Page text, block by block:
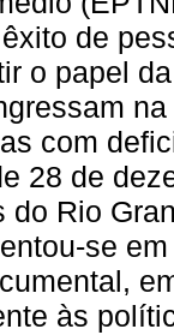
de
o papel
com
28 de
do Rio
se
às